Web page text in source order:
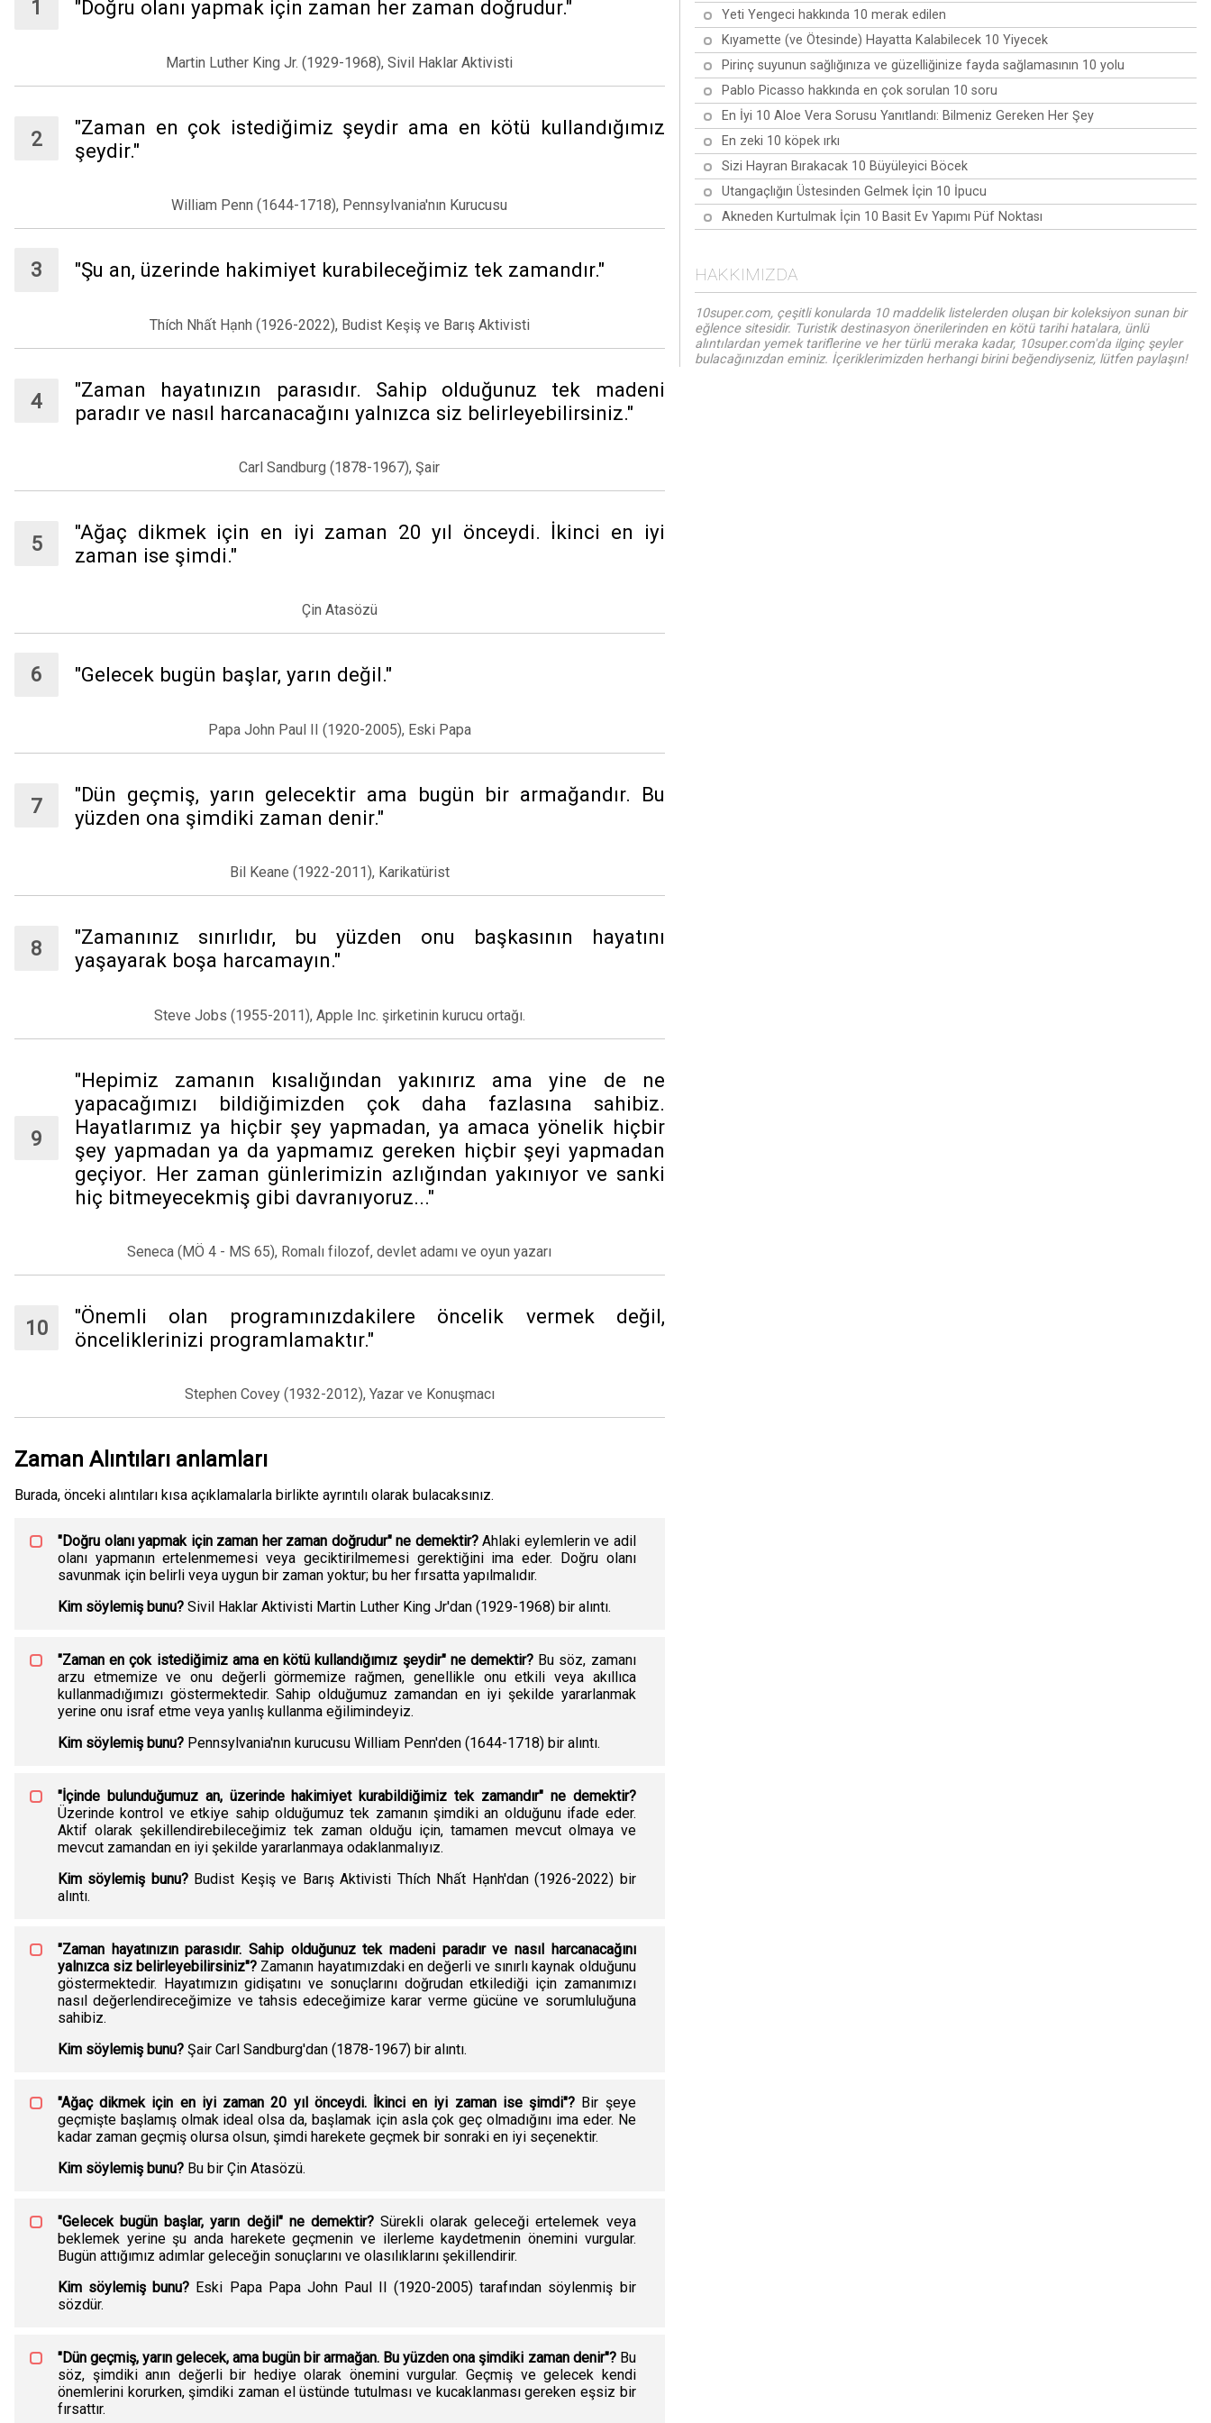
"Doğru olanı yapmak için zaman her zaman doğrudur."
Martin Luther King Jr. (1929-1968), Sivil Haklar Aktivisti
"Zaman en çok istediğimiz şeydir ama en kötü kullandığımız
şeydir."
William Penn (1644-1718), Pennsylvania'nın Kurucusu
"Şu an, üzerinde hakimiyet kurabileceğimiz tek zamandır."
Thích Nhất Hạnh (1926-2022), Budist Keşiş ve Barış Aktivisti
"Zaman hayatınızın parasıdır. Sahip olduğunuz tek madeni
paradır ve nasıl harcanacağını yalnızca siz belirleyebilirsiniz."
Carl Sandburg (1878-1967), Şair
"Ağaç dikmek için en iyi zaman 20 yıl önceydi. İkinci en iyi
zaman ise şimdi."
Çin Atasözü
"Gelecek bugün başlar, yarın değil."
Papa John Paul II (1920-2005), Eski Papa
"Dün geçmiş, yarın gelecektir ama bugün bir armağandır. Bu
yüzden ona şimdiki zaman denir."
Bil Keane (1922-2011), Karikatürist
"Zamanınız sınırlıdır, bu yüzden onu başkasının hayatını
yaşayarak boşa harcamayın."
Steve Jobs (1955-2011), Apple Inc. şirketinin kurucu ortağı.
"Hepimiz zamanın kısalığından yakınırız ama yine de ne
yapacağımızı bildiğimizden çok daha fazlasına sahibiz.
Hayatlarımız ya hiçbir şey yapmadan, ya amaca yönelik hiçbir
şey yapmadan ya da yapmamız gereken hiçbir şeyi yapmadan
geçiyor. Her zaman günlerimizin azlığından yakınıyor ve sanki
hiç bitmeyecekmiş gibi davranıyoruz..."
Seneca (MÖ 4 - MS 65), Romalı filozof, devlet adamı ve oyun yazarı
"Önemli olan programınızdakilere öncelik vermek değil,
önceliklerinizi programlamaktır."
Stephen Covey (1932-2012), Yazar ve Konuşmacı
Zaman Alıntıları anlamları
Burada, önceki alıntıları kısa açıklamalarla birlikte ayrıntılı olarak bulacaksınız.
"Doğru olanı yapmak için zaman her zaman doğrudur" ne demektir?Ahlaki eylemlerin ve adil
olanı yapmanın ertelenmemesi veya geciktirilmemesi gerektiğini ima eder. Doğru olanı
savunmak için belirli veya uygun bir zaman yoktur; bu her fırsatta yapılmalıdır.
Kim söylemiş bunu? Sivil Haklar Aktivisti Martin Luther King Jr'dan (1929-1968) bir alıntı.
"Zaman en çok istediğimiz ama en kötü kullandığımız şeydir" ne demektir? Bu söz, zamanı
arzu etmemize ve onu değerli görmemize rağmen, genellikle onu etkili veya akıllıca
kullanmadığımızı göstermektedir. Sahip olduğumuz zamandan en iyi şekilde yararlanmak
yerine onu israf etme veya yanlış kullanma eğilimindeyiz.
Kim söylemiş bunu? Pennsylvania'nın kurucusu William Penn'den (1644-1718) bir alıntı.
"İçinde bulunduğumuz an, üzerinde hakimiyet kurabildiğimiz tek zamandır" ne demektir?
Üzerinde kontrol ve etkiye sahip olduğumuz tek zamanın şimdiki an olduğunu ifade eder.
Aktif olarak şekillendirebileceğimiz tek zaman olduğu için, tamamen mevcut olmaya ve
mevcut zamandan en iyi şekilde yararlanmaya odaklanmalıyız.
Kim söylemiş bunu?Budist Keşiş ve Barış Aktivisti Thích Nhất Hạnh'dan (1926-2022) bir
alıntı.
"Zaman hayatınızın parasıdır. Sahip olduğunuz tek madeni paradır ve nasıl harcanacağını
yalnızca siz belirleyebilirsiniz"? Zamanın hayatımızdaki en değerli ve sınırlı kaynak olduğunu
göstermektedir. Hayatımızın gidişatını ve sonuçlarını doğrudan etkilediği için zamanımızı
nasıl değerlendireceğimize ve tahsis edeceğimize karar verme gücüne ve sorumluluğuna
sahibiz.
Kim söylemiş bunu? Şair Carl Sandburg'dan (1878-1967) bir alıntı.
"Ağaç dikmek için en iyi zaman 20 yıl önceydi. İkinci en iyi zaman ise şimdi"? Bir şeye
geçmişte başlamış olmak ideal olsa da, başlamak için asla çok geç olmadığını ima eder. Ne
kadar zaman geçmiş olursa olsun, şimdi harekete geçmek bir sonraki en iyi seçenektir.
Kim söylemiş bunu? Bu bir Çin Atasözü.
"Gelecek bugün başlar, yarın değil" ne demektir?Sürekli olarak geleceği ertelemek veya
beklemek yerine şu anda harekete geçmenin ve ilerleme kaydetmenin önemini vurgular.
Bugün attığımız adımlar geleceğin sonuçlarını ve olasılıklarını şekillendirir.
Kim söylemiş bunu? Eski Papa Papa John Paul II (1920-2005) tarafından söylenmiş bir
sözdür.
"Dün geçmiş, yarın gelecek, ama bugün bir armağan. Bu yüzden ona şimdiki zaman denir"?Bu
söz, şimdiki anın değerli bir hediye olarak önemini vurgular. Geçmiş ve gelecek kendi
önemlerini korurken, şimdiki zaman el üstünde tutulması ve kucaklanması gereken eşsiz bir
fırsattır.
Yeti Yengeci hakkında 10 merak edilen
Kıyamette (ve Ötesinde) Hayatta Kalabilecek 10 Yiyecek
Pirinç suyunun sağlığınıza ve güzelliğinize fayda sağlamasının 10 yolu
Pablo Picasso hakkında en çok sorulan 10 soru
En İyi 10 Aloe Vera Sorusu Yanıtlandı: Bilmeniz Gereken Her Şey
En zeki 10 köpek ırkı
Sizi Hayran Bırakacak 10 Büyüleyici Böcek
Utangaçlığın Üstesinden Gelmek İçin 10 İpucu
Akneden Kurtulmak İçin 10 Basit Ev Yapımı Püf Noktası
HAKKIMIZDA
10super.com, çeşitli konularda 10 maddelik listelerden oluşan bir koleksiyon sunan bir
eğlence sitesidir. Turistik destinasyon önerilerinden en kötü tarihi hatalara, ünlü
alıntılardan yemek tariflerine ve her türlü meraka kadar, 10super.com'da ilginç şeyler
bulacağınızdan eminiz. İçeriklerimizden herhangi birini beğendiyseniz, lütfen paylaşın!